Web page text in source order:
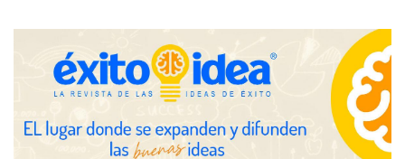
Zoomex mejora su Strategy Center con herramientas
avanzadas para trading estratégico
COMPALISS de LYSOTRIC: cuando un solo producto multiplica
las posibilidades del salón profesional